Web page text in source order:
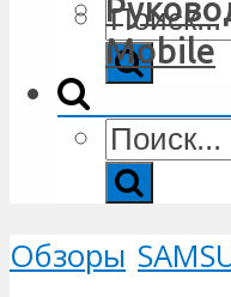
Mobile
Обзоры